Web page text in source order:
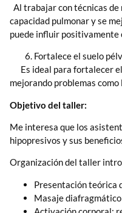
Al trabajar con técnicas
capacidad pulmonar y se
puede influir positivamente
Fortalece el suelo
Es ideal para fortalecer
mejorando problemas
Objetivo del taller:
Me interesa que los
hipopresivos y sus
Organización del taller
Presentación teórica
Masaje diafragmático